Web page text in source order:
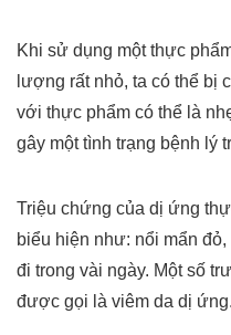
Khi sử dụng một thực
lượng rất nhỏ, ta có thể bị
với thực phẩm có thể là
gây một tình trạng bệnh lý
Triệu chứng của dị ứng
biểu hiện như: nổi mẩn
đi trong vài ngày. Một số
được gọi là viêm da dị ứng.